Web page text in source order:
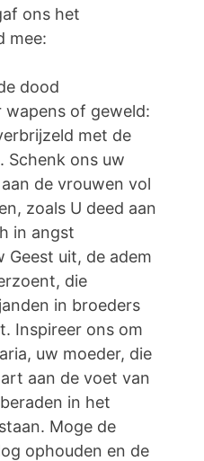
ons het
mee:
dood
of geweld:
met de
Schenk ons ​​uw
de vrouwen vol
zoals U deed aan
in angst
Geest uit, de adem
die
in broeders
Inspireer ons om
uw moeder, die
aan de voet van
in het
Moge de
ophouden en de